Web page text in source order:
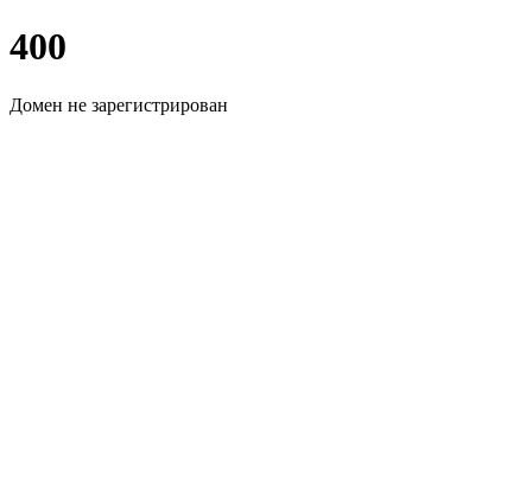
400
Домен не зарегистрирован